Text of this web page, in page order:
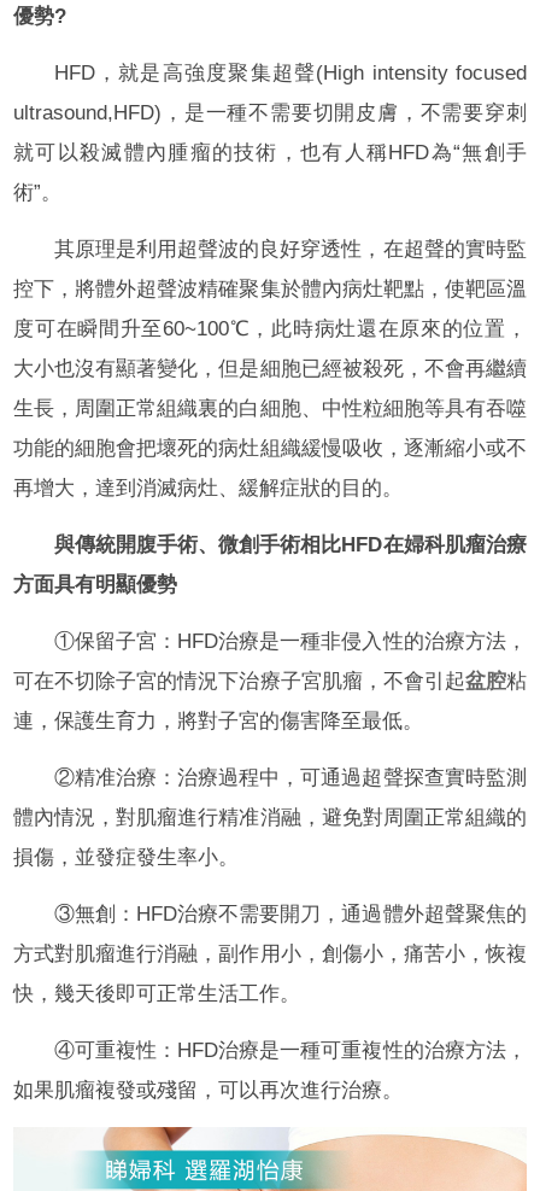
優勢?
HFD，就是高強度聚集超聲(High intensity focused
ultrasound,HFD)，是一種不需要切開皮膚，不需要穿刺
就可以殺滅體內腫瘤的技術，也有人稱HFD為“無創手
術”。
其原理是利用超聲波的良好穿透性，在超聲的實時監
控下，將體外超聲波精確聚集於體內病灶靶點，使靶區溫
度可在瞬間升至60~100℃，此時病灶還在原來的位置，
大小也沒有顯著變化，但是細胞已經被殺死，不會再繼續
生長，周圍正常組織裏的白細胞、中性粒細胞等具有吞噬
功能的細胞會把壞死的病灶組織緩慢吸收，逐漸縮小或不
再增大，達到消滅病灶、緩解症狀的目的。
與傳統開腹手術、微創手術相比HFD在婦科肌瘤治療
方面具有明顯優勢
①保留子宮：HFD治療是一種非侵入性的治療方法，
可在不切除子宮的情況下治療子宮肌瘤，不會引起盆腔粘
連，保護生育力，將對子宮的傷害降至最低。
②精准治療：治療過程中，可通過超聲探查實時監測
體內情況，對肌瘤進行精准消融，避免對周圍正常組織的
損傷，並發症發生率小。
③無創：HFD治療不需要開刀，通過體外超聲聚焦的
方式對肌瘤進行消融，副作用小，創傷小，痛苦小，恢複
快，幾天後即可正常生活工作。
④可重複性：HFD治療是一種可重複性的治療方法，
如果肌瘤複發或殘留，可以再次進行治療。